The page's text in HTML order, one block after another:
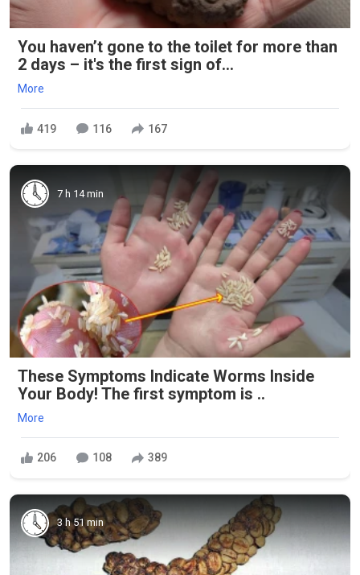
You haven’t gone to the toilet for more than
2 days – it's the first sign of...
More
419 116 167
7 h 14 min
These Symptoms Indicate Worms Inside
Your Body! The first symptom is ..
More
206 108 389
3 h 51 min